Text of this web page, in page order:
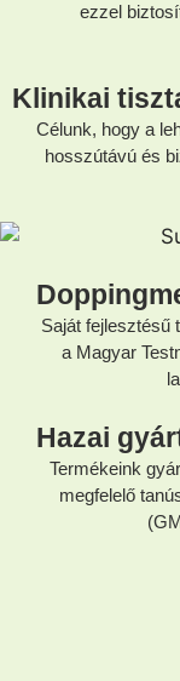
ezzel
Klinikai
Célunk, hogy a
hosszútávú és
Saját fejlesztésű
a Magyar
Hazai
Termékeink
megfelelő